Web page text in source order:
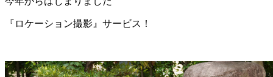
『ロケーション撮影』サービス！